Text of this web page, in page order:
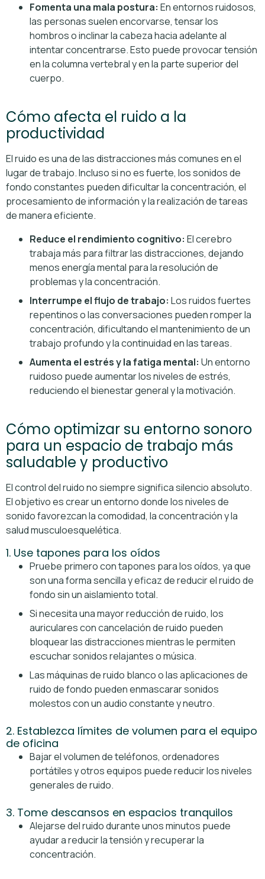
Fomenta una mala postura: En entornos ruidosos,
las personas suelen encorvarse, tensar los
hombros o inclinar la cabeza hacia adelante al
intentar concentrarse. Esto puede provocar tensión
en la columna vertebral y en la parte superior del
cuerpo.
Cómo afecta el ruido a la
productividad
El ruido es una de las distracciones más comunes en el
lugar de trabajo. Incluso si no es fuerte, los sonidos de
fondo constantes pueden dificultar la concentración, el
procesamiento de información y la realización de tareas
de manera eficiente.
Reduce el rendimiento cognitivo: El cerebro
trabaja más para filtrar las distracciones, dejando
menos energía mental para la resolución de
problemas y la concentración.
Interrumpe el flujo de trabajo: Los ruidos fuertes
repentinos o las conversaciones pueden romper la
concentración, dificultando el mantenimiento de un
trabajo profundo y la continuidad en las tareas.
Aumenta el estrés y la fatiga mental: Un entorno
ruidoso puede aumentar los niveles de estrés,
reduciendo el bienestar general y la motivación.
Cómo optimizar su entorno sonoro
para un espacio de trabajo más
saludable y productivo
El control del ruido no siempre significa silencio absoluto.
El objetivo es crear un entorno donde los niveles de
sonido favorezcan la comodidad, la concentración y la
salud musculoesquelética.
1. Use tapones para los oídos
Pruebe primero con tapones para los oídos, ya que
son una forma sencilla y eficaz de reducir el ruido de
fondo sin un aislamiento total.
Si necesita una mayor reducción de ruido, los
auriculares con cancelación de ruido pueden
bloquear las distracciones mientras le permiten
escuchar sonidos relajantes o música.
Las máquinas de ruido blanco o las aplicaciones de
ruido de fondo pueden enmascarar sonidos
molestos con un audio constante y neutro.
2. Establezca límites de volumen para el equipo
de oficina
Bajar el volumen de teléfonos, ordenadores
portátiles y otros equipos puede reducir los niveles
generales de ruido.
3. Tome descansos en espacios tranquilos
Alejarse del ruido durante unos minutos puede
ayudar a reducir la tensión y recuperar la
concentración.